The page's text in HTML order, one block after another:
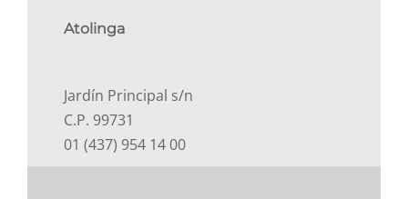
Atolinga
Jardín Principal s/n
C.P. 99731
01 (437) 954 14 00